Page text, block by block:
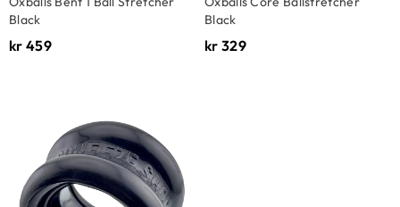
Black
kr 459
Black
kr 329